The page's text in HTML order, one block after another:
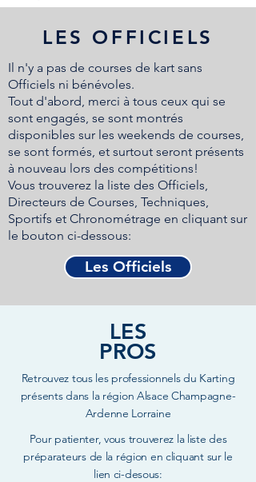
LES OFFICIELS
Il n'y a pas de courses de kart sans
Officiels ni bénévoles.
Tout d'abord, merci à tous ceux qui se
sont engagés, se sont montrés
disponibles sur les weekends de courses,
se sont formés, et surtout seront présents
à nouveau lors des compétitions!
Vous trouverez la liste des Officiels,
Directeurs de Courses, Techniques,
Sportifs et Chronométrage en cliquant sur
le bouton ci-dessous:
Les Officiels
LES
PROS
Retrouvez tous les professionnels du Karting
présents dans la région Alsace Champagne-
Ardenne Lorraine
Pour patienter, vous trouverez la liste des
préparateurs de la région en cliquant sur le
lien ci-desous: